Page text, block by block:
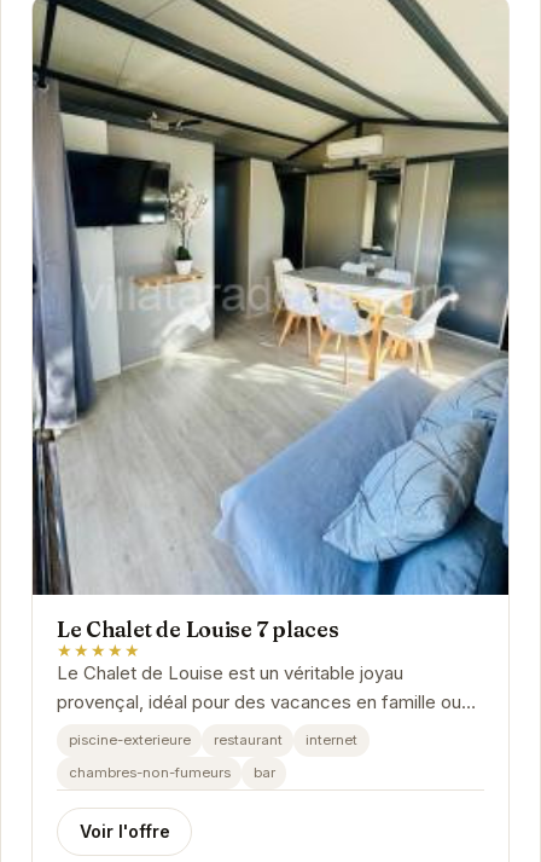
Le Chalet de Louise 7 places
★★★★★
Le Chalet de Louise est un véritable joyau
provençal, idéal pour des vacances en famille ou
entre amis. Son emplacement privilégié à
piscine-exterieure restaurant
internet
chambres-non-fumeurs
bar
Voir l'offre